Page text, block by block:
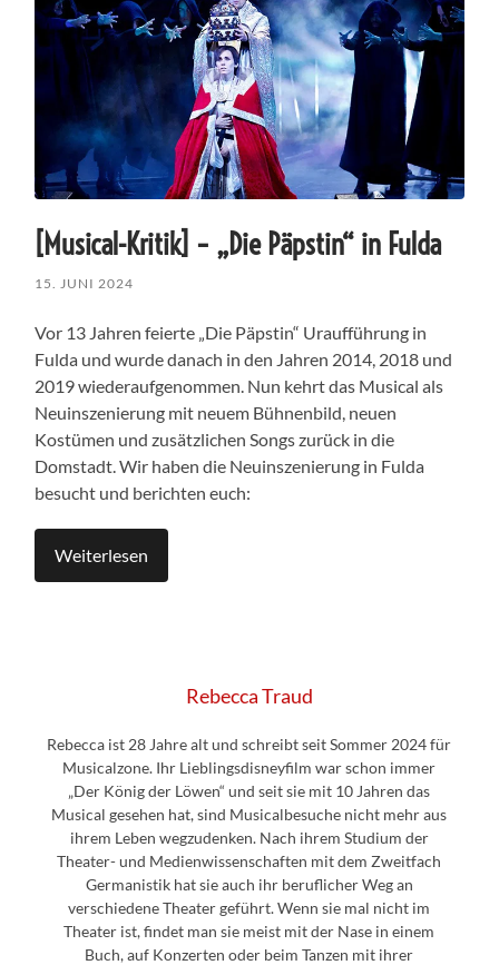
[Musical-Kritik] – „Die Päpstin“ in Fulda
15. JUNI 2024
Vor 13 Jahren feierte „Die Päpstin“ Uraufführung in
Fulda und wurde danach in den Jahren 2014, 2018 und
2019 wiederaufgenommen. Nun kehrt das Musical als
Neuinszenierung mit neuem Bühnenbild, neuen
Kostümen und zusätzlichen Songs zurück in die
Domstadt. Wir haben die Neuinszenierung in Fulda
besucht und berichten euch:
Weiterlesen
Rebecca Traud
Rebecca ist 28 Jahre alt und schreibt seit Sommer 2024 für
Musicalzone. Ihr Lieblingsdisneyfilm war schon immer
„Der König der Löwen“ und seit sie mit 10 Jahren das
Musical gesehen hat, sind Musicalbesuche nicht mehr aus
ihrem Leben wegzudenken. Nach ihrem Studium der
Theater- und Medienwissenschaften mit dem Zweitfach
Germanistik hat sie auch ihr beruflicher Weg an
verschiedene Theater geführt. Wenn sie mal nicht im
Theater ist, findet man sie meist mit der Nase in einem
Buch, auf Konzerten oder beim Tanzen mit ihrer